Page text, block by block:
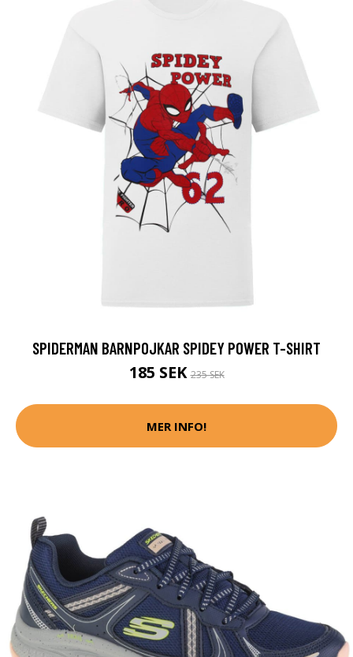
SPIDERMAN BARNPOJKAR SPIDEY POWER T-SHIRT
185 SEK235 SEK
MER INFO!